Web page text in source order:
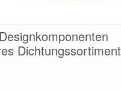
Dichtungssortiment